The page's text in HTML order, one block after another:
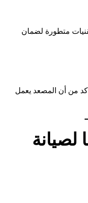
متطورة لضمان
من أن المصعد يعمل
لصيانة